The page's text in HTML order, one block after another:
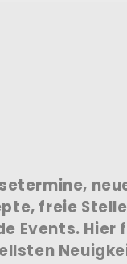
freie
Events. Hier